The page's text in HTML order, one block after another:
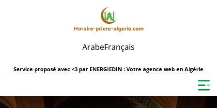
ArabeFrançais
Service proposé avec <3 par ENERGIEDIN : Votre agence web en Algérie